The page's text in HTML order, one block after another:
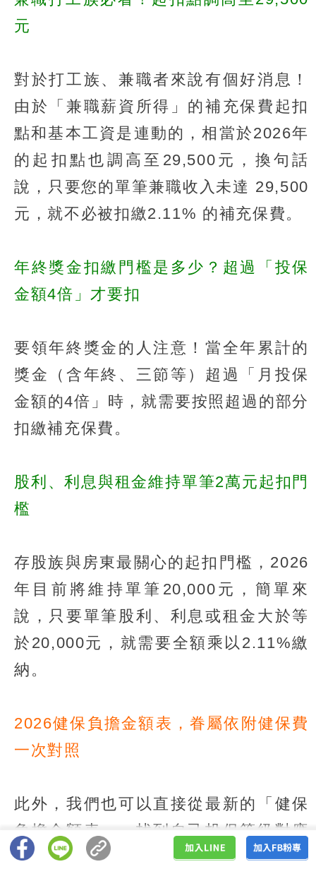
元
對於打工族、兼職者來說有個好消息！
由於「兼職薪資所得」的補充保費起扣
點和基本工資是連動的，相當於2026年
的起扣點也調高至29,500元，換句話
說，只要您的單筆兼職收入未達 29,500
元，就不必被扣繳2.11% 的補充保費。
年終獎金扣繳門檻是多少？超過「投保
金額4倍」才要扣
要領年終獎金的人注意！當全年累計的
獎金（含年終、三節等）超過「月投保
金額的4倍」時，就需要按照超過的部分
扣繳補充保費。
股利、利息與租金維持單筆2萬元起扣門
檻
存股族與房東最關心的起扣門檻，2026
年目前將維持單筆20,000元，簡單來
說，只要單筆股利、利息或租金大於等
於20,000元，就需要全額乘以2.11%繳
納。
2026健保負擔金額表，眷屬依附健保費
一次對照
此外，我們也可以直接從最新的「健保
負擔金額表」，找到自己投保等級對應
的應負擔保險金額，就連加1位、2位和